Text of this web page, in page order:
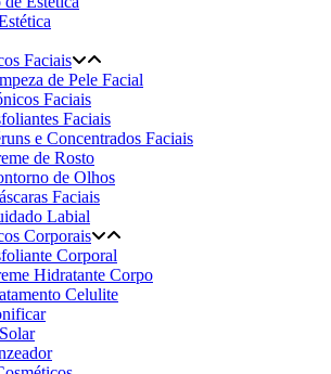
Faciais
de Pele Facial
Faciais
Faciais
e Concentrados Faciais
de Rosto
de Olhos
Faciais
Labial
Corporais
Corporal
Hidratante Corpo
Celulite